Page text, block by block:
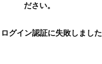
ださい。
グイン認証に失敗しました